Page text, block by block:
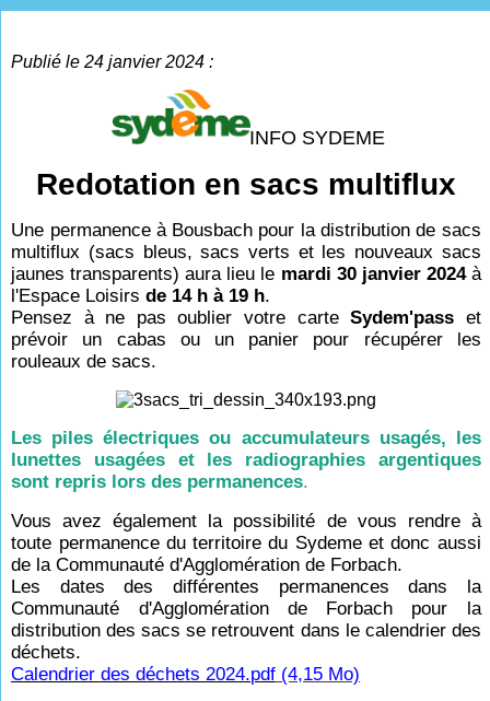
Publié le 24 janvier 2024 :
INFO SYDEME
Redotation en sacs multiflux
Une permanence à Bousbach pour la distribution de sacs
multiflux (sacs bleus, sacs verts et les nouveaux sacs
jaunes transparents) aura lieu le mardi 30 janvier 2024à
l'Espace Loisirsde 14 h à 19 h.
Pensez à ne pas oublier votre carteSydem'pass et
prévoir un cabas ou un panier pour récupérer les
rouleaux de sacs.
Les piles électriques ou accumulateurs usagés, les
lunettes usagées et les radiographies argentiques
sont repris lors des permanences.
Vous avez également la possibilité de vous rendre à
toute permanence du territoire du Sydeme et donc aussi
de la Communauté d'Agglomération de Forbach.
Les dates des différentes permanences dans la
Communauté d'Agglomération de Forbach pour la
distribution des sacs se retrouvent dans le calendrier des
déchets.
Calendrier des déchets 2024.pdf (4,15 Mo)